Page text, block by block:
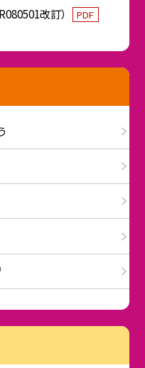
改訂） PDF